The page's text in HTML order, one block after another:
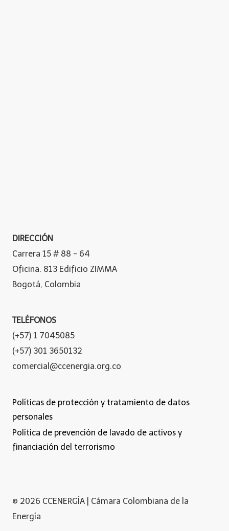
DIRECCIÓN
Carrera 15 # 88 - 64
Oficina. 813 Edificio ZIMMA
Bogotá, Colombia
TELÉFONOS
(+57) 1 7045085
(+57) 301 3650132
comercial@ccenergia.org.co
Políticas de protección y tratamiento de datos
personales
Política de prevención de lavado de activos y
financiación del terrorismo
© 2026 CCENERGÍA | Cámara Colombiana de la
Energía